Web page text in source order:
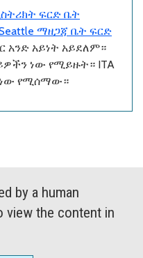
ፍርድ ቤት
ማዘጋጃ ቤት ፍርድ
አንድ አይነት አይደለም።
ነው የሚይዙት። ITA
የሚሰማው።
by a human
view the content in